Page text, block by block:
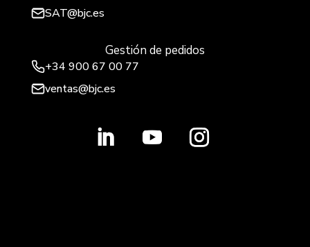
SAT@bjc.es
Gestión de pedidos
+34 900 67 00 77
ventas@bjc.es